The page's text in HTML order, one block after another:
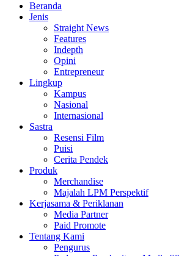
Beranda
Jenis
Straight News
Features
Indepth
Opini
Entrepreneur
Lingkup
Kampus
Nasional
Internasional
Sastra
Resensi Film
Puisi
Cerita Pendek
Produk
Merchandise
Majalah LPM Perspektif
Kerjasama & Periklanan
Media Partner
Paid Promote
Tentang Kami
Pengurus